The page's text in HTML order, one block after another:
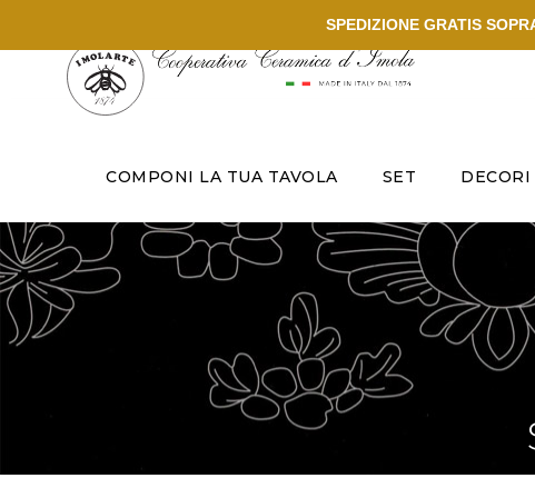
SPEDIZIONE GRATIS
COMPONI LA TUA TAVOLA SET DECORI